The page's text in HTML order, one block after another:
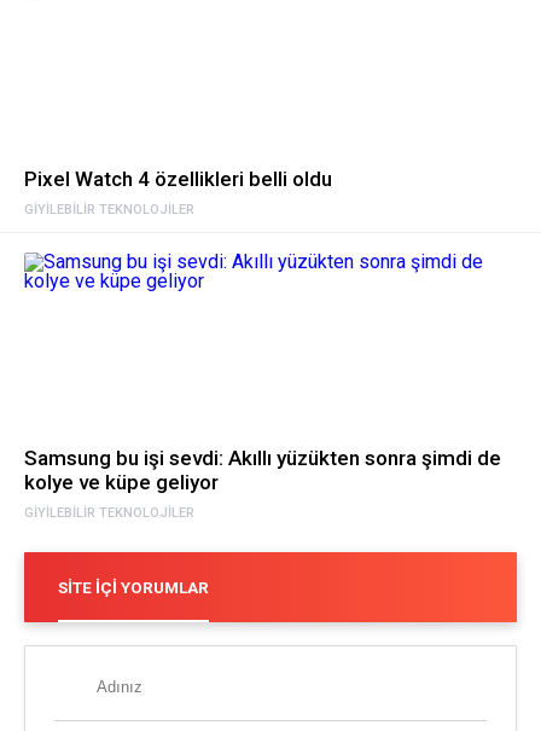
GIYILEBILIR TEKNOLOJILER
Pixel Watch 4 özellikleri belli oldu
GIYILEBILIR TEKNOLOJILER
Samsung bu işi sevdi: Akıllı yüzükten sonra şimdi de
kolye ve küpe geliyor
SITE İÇI YORUMLAR